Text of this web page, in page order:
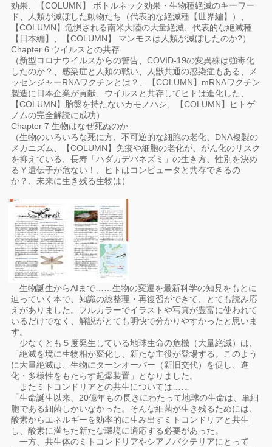
効果、【COLUMN】 ボトルネック効果・生物種絶滅のキーワー
ド、人類が滅ぼした動物たち（代表的な絶滅種【世界編】）、
【COLUMN】危惧される南米大陸の大量絶滅、代表的な絶滅種
【日本編】、【COLUMN】 マンモスは人類が滅ぼしたのか?）
Chapter 6 ウイルスとの共存
（新型コロナウイルスからの警告、COVID-19の変異株は強毒化
したのか？、感染症と人類の戦い、人獣共通の感染症もある、メ
ッセンジャーRNAワクチンとは？、【COLUMN】mRNAワクチン
製造に日本企業が貢献、ウイルスと共存してヒトは進化した、
【COLUMN】胎盤を持たないカモノハシ、【COLUMN】ヒトゲ
ノムの完全解読に成功）
Chapter 7 生物はなぜ死ぬのか
（生物のいろいろな死に方、不可逆的な細胞の老化、DNA複製の
メカニズム、【COLUMN】免疫や細胞の老化が、がん化のリスク
を抑えている、長寿「ハダカデバネズミ」の生き方、性別を決め
るＹ遺伝子が危ない！、ヒトはコンピュータと共存できるの
か？、未来に生き残る生物は）
生物誕生からAIまで……生物の変遷を最新科学の知見をもとに
辿っていく本で、知識の総整理・再復習ができて、とても読み応
えがありました。フルカラーでイラストや写真が豊富に使われて
いるだけでなく、解説がとても明快で分かりやすかったと思いま
す。
少なくとも５度発生している地球生命の危機（大量絶滅）は、
「絶滅を境に生物相が変化し、新たな主役が登場する。このよう
に大量絶滅は、生物にターンオーバー（新旧交代）を促し、進
化・多様性をもたらす起爆装置」となりました。
またミトコンドリアとの共生については……
「生命誕生以来、20億年もの長きにわたって地球の生命は、単細
胞である細菌しかいなかった。そんな細菌が生き残るためには、
酸素からエネルギーを効率的に生み出すミトコンドリアと共生
し、酸素に満ちた新たな環境に適応する必要があった。
一方、共生体のミトコンドリアやシアノバクテリアにとって